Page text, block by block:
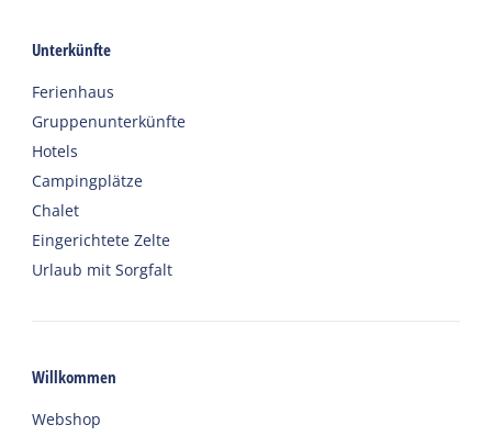
Unterkünfte
Ferienhaus
Gruppenunterkünfte
Hotels
Campingplätze
Chalet
Eingerichtete Zelte
Urlaub mit Sorgfalt
Willkommen
Webshop